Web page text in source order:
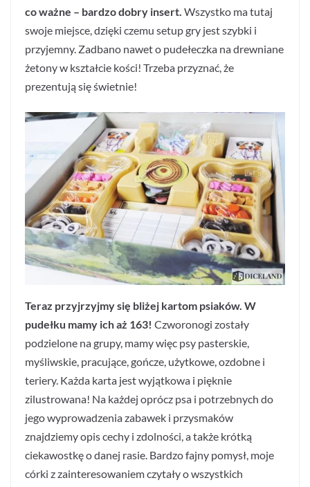
co ważne – bardzo dobry insert. Wszystko ma tutaj
swoje miejsce, dzięki czemu setup gry jest szybki i
przyjemny. Zadbano nawet o pudełeczka na drewniane
żetony w kształcie kości! Trzeba przyznać, że
prezentują się świetnie!
Teraz przyjrzyjmy się bliżej kartom psiaków. W
pudełku mamy ich aż 163! Czworonogi zostały
podzielone na grupy, mamy więc psy pasterskie,
myśliwskie, pracujące, gończe, użytkowe, ozdobne i
teriery. Każda karta jest wyjątkowa i pięknie
zilustrowana! Na każdej oprócz psa i potrzebnych do
jego wyprowadzenia zabawek i przysmaków
znajdziemy opis cechy i zdolności, a także krótką
ciekawostkę o danej rasie. Bardzo fajny pomysł, moje
córki z zainteresowaniem czytały o wszystkich